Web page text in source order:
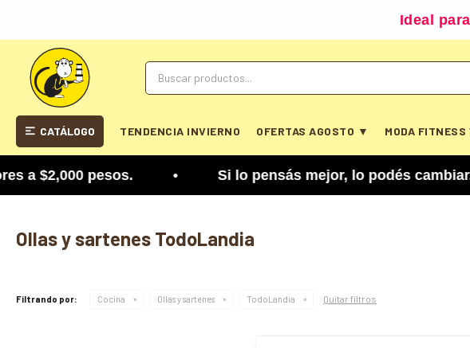
Ideal
CATÁLOGO TENDENCIA INVIERNO OFERTAS AGOSTO ▼ MODA
a $2,000 pesos. • Si lo pensás mejor, lo podés cambiar.
Ollas y sartenes TodoLandia
Filtrando por: Cocina Ollas y sartenes TodoLandia Quitar filtros